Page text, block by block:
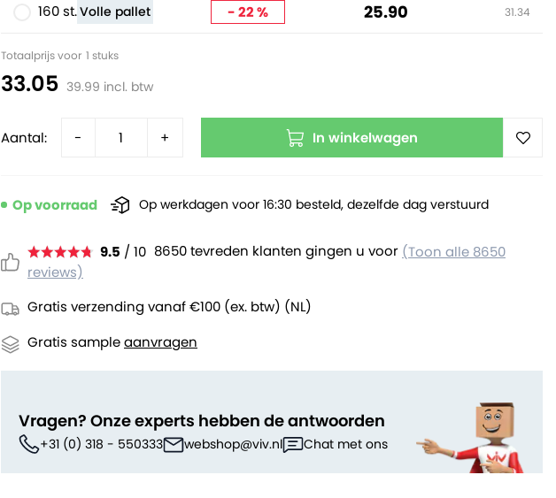
Aantal: - +
Totaalprijs voor 1 stuks
33.05 39.99 incl. btw
In winkelwagen
9.5 / 10 8650 tevreden klanten gingen u voor (Toon alle 8650
reviews)
Gratis verzending vanaf €100 (ex. btw) (NL)
Gratis sampleaanvragen
160 st.Volle pallet - 22 % 25.90 31.34
Op voorraad Op werkdagen voor 16:30 besteld, dezelfde dag verstuurd
Vragen? Onze experts hebben de antwoorden
+31 (0) 318 - 550333 webshop@viv.nl Chat met ons